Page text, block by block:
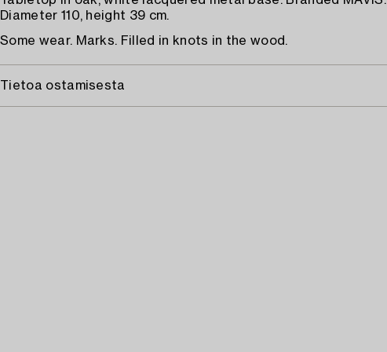
Diameter 110, height 39 cm.
Some wear. Marks. Filled in knots in the wood.
Tietoa ostamisesta